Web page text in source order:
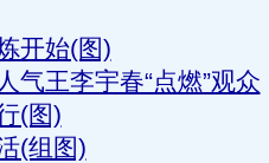
开始(图)
气王李宇春“点燃”观众
(图)
(组图)